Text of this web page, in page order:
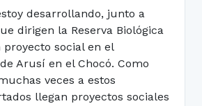
desarrollando, junto a
dirigen la Reserva Biológica
proyecto social en el
Arusí en el Chocó. Como
veces a estos
llegan proyectos sociales